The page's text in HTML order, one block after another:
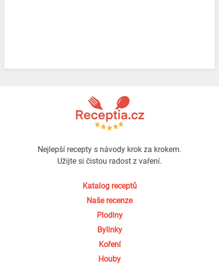
Nejlepší recepty s návody krok za krokem.
Užijte si čistou radost z vaření.
Katalog receptů
Naše recenze
Plodiny
Bylinky
Koření
Houby